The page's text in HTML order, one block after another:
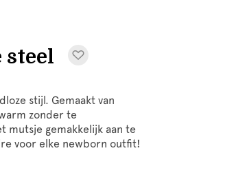
steel
stijl. Gemaakt van
zonder te
mutsje gemakkelijk aan te
voor elke newborn outfit!